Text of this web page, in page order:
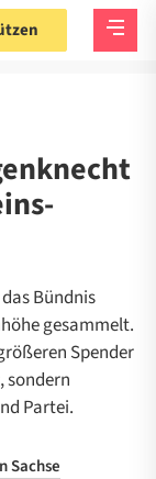
Bündnis
gesammelt.
Spender
sondern
Partei.
Sachse